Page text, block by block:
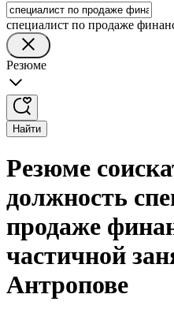
специалист по продаже
Резюме
Найти
Резюме
должность
продаже
частичной
Антропове